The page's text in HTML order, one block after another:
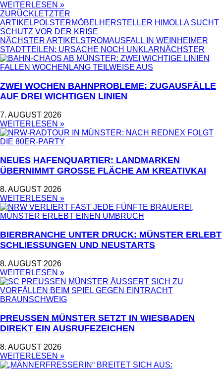
WEITERLESEN »
ZURÜCKLETZTER
ARTIKELPOLSTERMÖBELHERSTELLER HIMOLLA SUCHT
SCHUTZ VOR DER KRISE
NÄCHSTER ARTIKELSTROMAUSFALL IN WEINHEIMER
STADTTEILEN: URSACHE NOCH UNKLARNÄCHSTER
ZWEI WOCHEN BAHNPROBLEME: ZUGAUSFÄLLE
AUF DREI WICHTIGEN LINIEN
7. AUGUST 2026
WEITERLESEN »
NEUES HAFENQUARTIER: LANDMARKEN
ÜBERNIMMT GROSSE FLÄCHE AM KREATIVKAI
8. AUGUST 2026
WEITERLESEN »
BIERBRANCHE UNTER DRUCK: MÜNSTER ERLEBT
SCHLIESSUNGEN UND NEUSTARTS
8. AUGUST 2026
WEITERLESEN »
PREUSSEN MÜNSTER SETZT IN WIESBADEN D
IREKT EIN AUSRUFEZEICHEN
8. AUGUST 2026
WEITERLESEN »